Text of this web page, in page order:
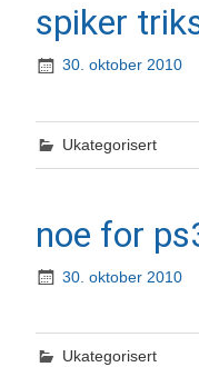
spiker
30. oktober 2010
Ukategorisert
noe for
30. oktober 2010
Ukategorisert